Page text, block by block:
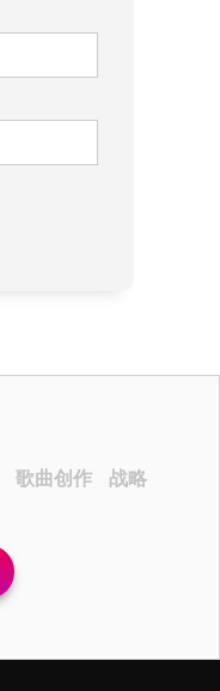
歌曲创作
战略